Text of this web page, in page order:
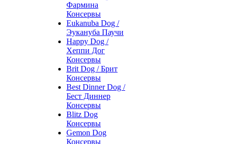
Фармина
Консервы
Eukanuba Dog /
Эукануба Паучи
Happy Dog /
Хеппи Дог
Консервы
Brit Dog / Брит
Консервы
Best Dinner Dog /
Бест Диннер
Консервы
Blitz Dog
Консервы
Gemon Dog
Консервы